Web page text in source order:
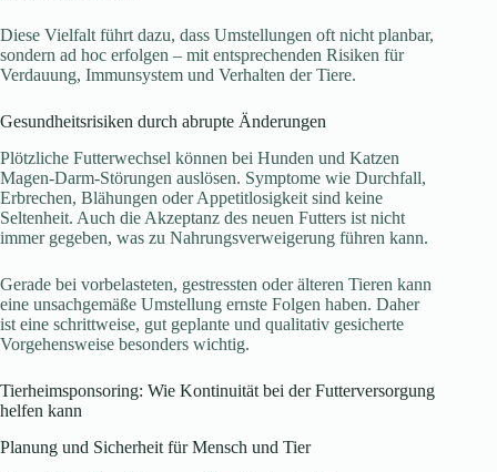
Diese Vielfalt führt dazu, dass Umstellungen oft nicht planbar,
sondern ad hoc erfolgen – mit entsprechenden Risiken für
Verdauung, Immunsystem und Verhalten der Tiere.
Gesundheitsrisiken durch abrupte Änderungen
Plötzliche Futterwechsel können bei Hunden und Katzen
Magen-Darm-Störungen auslösen. Symptome wie Durchfall,
Erbrechen, Blähungen oder Appetitlosigkeit sind keine
Seltenheit. Auch die Akzeptanz des neuen Futters ist nicht
immer gegeben, was zu Nahrungsverweigerung führen kann.
Gerade bei vorbelasteten, gestressten oder älteren Tieren kann
eine unsachgemäße Umstellung ernste Folgen haben. Daher
ist eine schrittweise, gut geplante und qualitativ gesicherte
Vorgehensweise besonders wichtig.
Tierheimsponsoring: Wie Kontinuität bei der Futterversorgung
helfen kann
Planung und Sicherheit für Mensch und Tier